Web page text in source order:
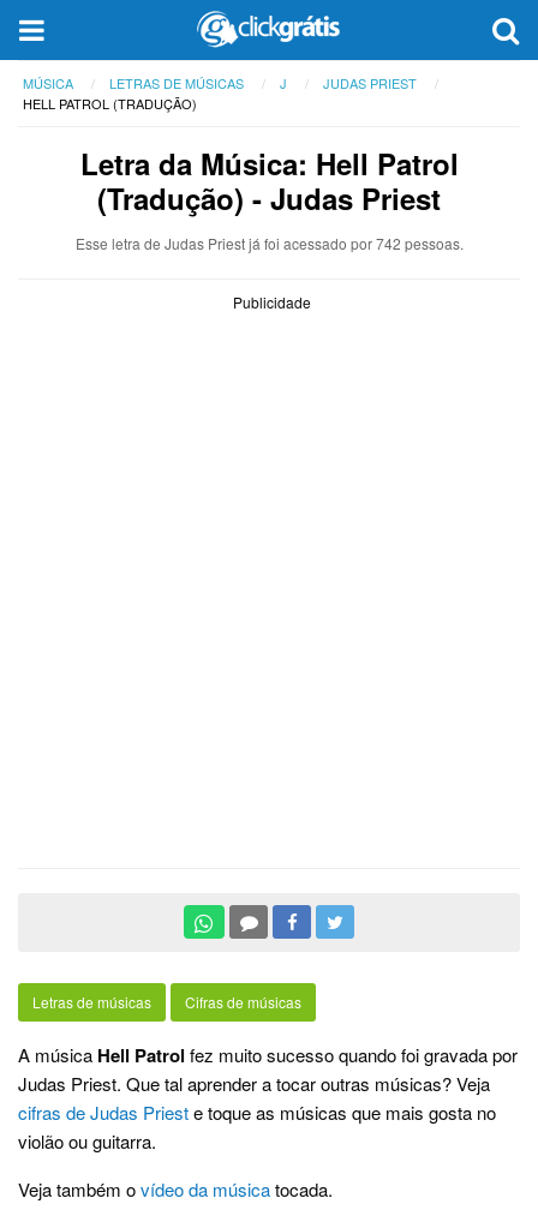
MÚSICA LETRAS DE MÚSICAS J
JUDAS PRIEST
HELL PATROL (TRADUÇÃO)
Letra da Música: Hell Patrol
(Tradução) - Judas Priest
Esse letra de Judas Priest já foi acessado por 742 pessoas.
Publicidade
Letras de músicas Cifras de músicas
A música Hell Patrol fez muito sucesso quando foi gravada por
Judas Priest. Que tal aprender a tocar outras músicas? Veja
cifras de Judas Prieste toque as músicas que mais gosta no
violão ou guitarra.
Veja também ovídeo da músicatocada.